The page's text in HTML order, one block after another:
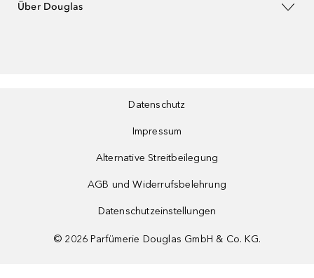
Über Douglas
Datenschutz
Impressum
Alternative Streitbeilegung
AGB und Widerrufsbelehrung
Datenschutzeinstellungen
© 2026 Parfümerie Douglas GmbH & Co. KG.